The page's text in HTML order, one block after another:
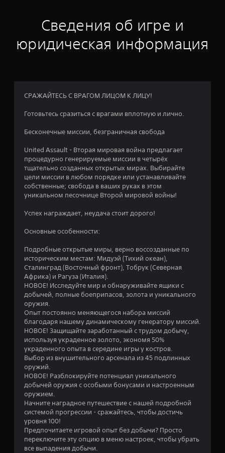
и
з
я
и
е
а
с
о
а
н
и
и
6
Сведения об игре и
юридическая информация
СРАЖАЙТЕСЬ С ВРАГОМ ЛИЦОМ К ЛИЦУ!
Готовьтесь сразиться с врагами вплотную и лично.
Бесконечные миссии, безграничная свобода
United Assault - Вторая мировая война предлагает
процедурно генерируемые миссии в четырёх
тщательно созданных открытых мирах. Выбирайте
цели миссии в любом порядке или устанавливайте
собственные; свобода в ваших руках в этом
уникальном песочнице Второй мировой войны!
Успех награждает, неудача стоит дорого!
Основные особенности:
Подробные открытые миры, верно воссозданные по
историческим местам: Мидуэй (Тихий океан),
Сталинград (Восточный фронт), Тобрук (Северная
Африка) и Рагуза (Италия).
НОВОЕ! Исследуйте мир и обнаруживайте ящики с
добычей, полные боеприпасов, золота и уникального
оружия.
Опыт постоянно меняющегося набора миссий
благодаря нашему динамическому генератору миссий.
НОВОЕ! Защищайте заработанный с трудом добычу,
используя украденное золото, экономя 50%
украденного опыта в середине игры у костров.
Выбор из внушительного арсенала из 45 подлинных
оружий.
НОВОЕ! Разблокируйте потенциал уникального
добычей оружия с особыми бонусами и настроенным
оружием.
Начните наградное путешествие с нашей подробной
системой прогрессии - сражайтесь, чтобы достичь
уровня 100!
Предпочитаете игровой опыт без добычи? Просто
переключите эту опцию в меню настроек, чтобы убрать
все выпадения добычи.